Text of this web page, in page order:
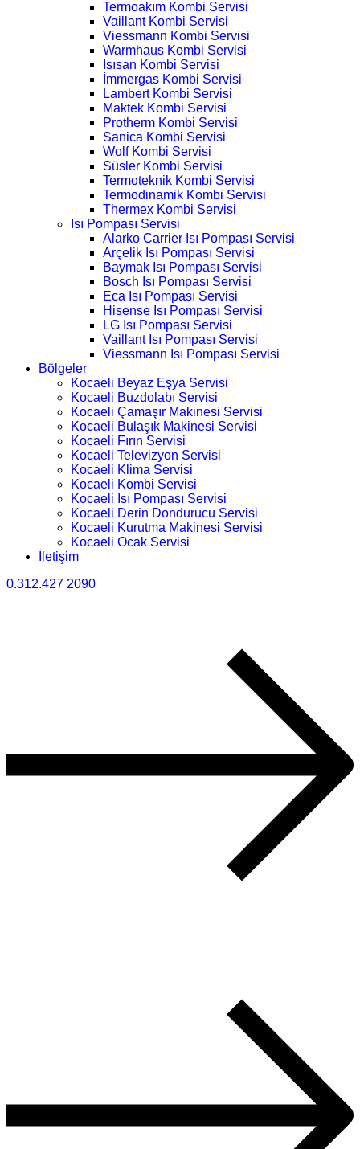
Termoakım Kombi Servisi
Vaillant Kombi Servisi
Viessmann Kombi Servisi
Warmhaus Kombi Servisi
Isısan Kombi Servisi
İmmergas Kombi Servisi
Lambert Kombi Servisi
Maktek Kombi Servisi
Protherm Kombi Servisi
Sanica Kombi Servisi
Wolf Kombi Servisi
Süsler Kombi Servisi
Termoteknik Kombi Servisi
Termodinamik Kombi Servisi
Thermex Kombi Servisi
Isı Pompası Servisi
Alarko Carrier Isı Pompası Servisi
Arçelik Isı Pompası Servisi
Baymak Isı Pompası Servisi
Bosch Isı Pompası Servisi
Eca Isı Pompası Servisi
Hisense Isı Pompası Servisi
LG Isı Pompası Servisi
Vaillant Isı Pompası Servisi
Viessmann Isı Pompası Servisi
Bölgeler
Kocaeli Beyaz Eşya Servisi
Kocaeli Buzdolabı Servisi
Kocaeli Çamaşır Makinesi Servisi
Kocaeli Bulaşık Makinesi Servisi
Kocaeli Fırın Servisi
Kocaeli Televizyon Servisi
Kocaeli Klima Servisi
Kocaeli Kombi Servisi
Kocaeli Isı Pompası Servisi
Kocaeli Derin Dondurucu Servisi
Kocaeli Kurutma Makinesi Servisi
Kocaeli Ocak Servisi
İletişim
0.312.427 2090